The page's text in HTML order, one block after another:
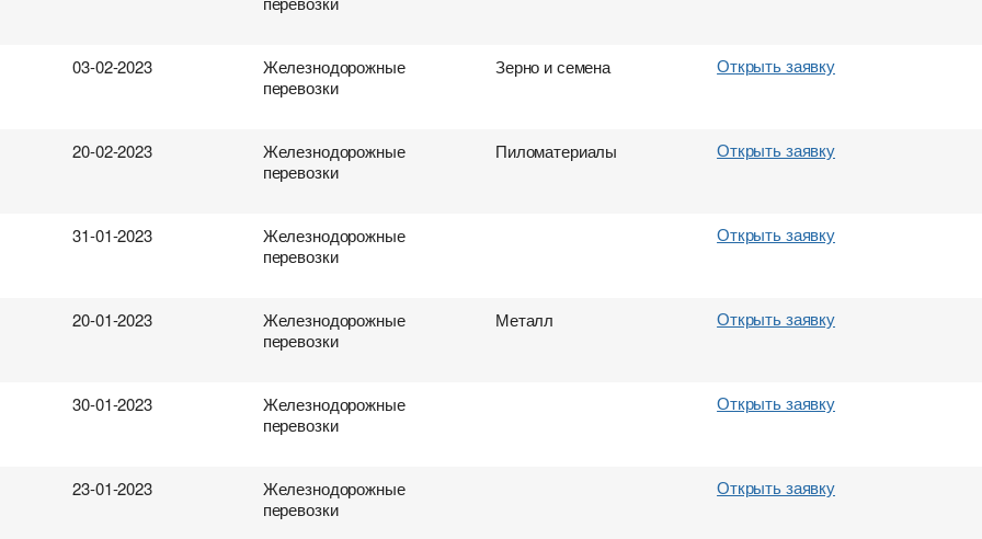
03-02-2023
Железнодорожные
перевозки
Зерно и семена Открыть заявку
20-02-2023
Железнодорожные
перевозки
Пиломатериалы Открыть заявку
31-01-2023
Железнодорожные
перевозки
Открыть заявку
20-01-2023
Железнодорожные
перевозки
Металл Открыть заявку
30-01-2023
Железнодорожные
перевозки
Открыть заявку
23-01-2023
Железнодорожные
перевозки
Открыть заявку